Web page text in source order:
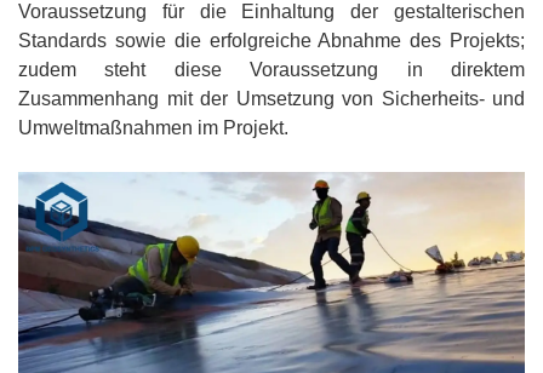
Voraussetzung für die Einhaltung der gestalterischen
Standards sowie die erfolgreiche Abnahme des Projekts;
zudem steht diese Voraussetzung in direktem
Zusammenhang mit der Umsetzung von Sicherheits- und
Umweltmaßnahmen im Projekt.